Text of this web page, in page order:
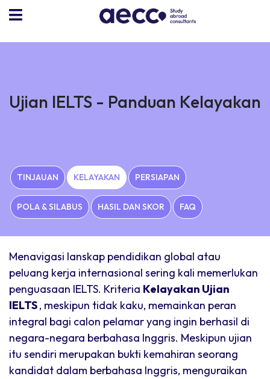
Ujian IELTS - Panduan Kelayakan
TINJAUAN KELAYAKAN PERSIAPAN
POLA & SILABUS HASIL DAN SKOR FAQ
Menavigasi lanskap pendidikan global atau
peluang kerja internasional sering kali memerlukan
penguasaan IELTS. Kriteria Kelayakan Ujian
IELTS, meskipun tidak kaku, memainkan peran
integral bagi calon pelamar yang ingin berhasil di
negara-negara berbahasa Inggris. Meskipun ujian
itu sendiri merupakan bukti kemahiran seorang
kandidat dalam berbahasa Inggris, menguraikan